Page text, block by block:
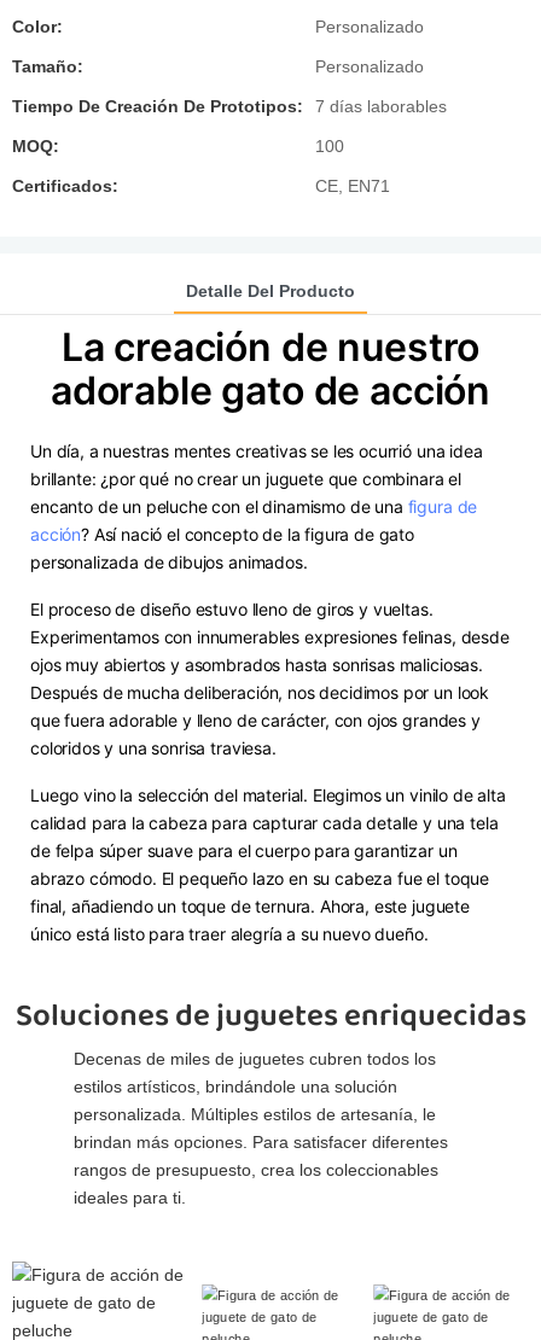
Color: Personalizado
Tamaño: Personalizado
Tiempo De Creación De Prototipos: 7 días laborables
MOQ: 100
Certificados: CE, EN71
Detalle Del Producto
La creación de nuestro
adorable gato de acción
Un día, a nuestras mentes creativas se les ocurrió una idea
brillante: ¿por qué no crear un juguete que combinara el
encanto de un peluche con el dinamismo de una figura de
acción? Así nació el concepto de la figura de gato
personalizada de dibujos animados.
El proceso de diseño estuvo lleno de giros y vueltas.
Experimentamos con innumerables expresiones felinas, desde
ojos muy abiertos y asombrados hasta sonrisas maliciosas.
Después de mucha deliberación, nos decidimos por un look
que fuera adorable y lleno de carácter, con ojos grandes y
coloridos y una sonrisa traviesa.
Luego vino la selección del material. Elegimos un vinilo de alta
calidad para la cabeza para capturar cada detalle y una tela
de felpa súper suave para el cuerpo para garantizar un
abrazo cómodo. El pequeño lazo en su cabeza fue el toque
final, añadiendo un toque de ternura. Ahora, este juguete
único está listo para traer alegría a su nuevo dueño.
Soluciones de juguetes enriquecidas
Decenas de miles de juguetes cubren todos los
estilos artísticos, brindándole una solución
personalizada. Múltiples estilos de artesanía, le
brindan más opciones. Para satisfacer diferentes
rangos de presupuesto, crea los coleccionables
ideales para ti.